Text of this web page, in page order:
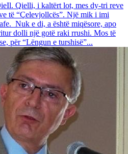
Qielli, i kaltërt lot, mes dy-tri reve
të “Çelevjollcës”. Një mik i imi
Nuk e di, a është miqësore, apo
dolli një gotë raki rrushi. Mos të
për “Lëngun e turshisë”...